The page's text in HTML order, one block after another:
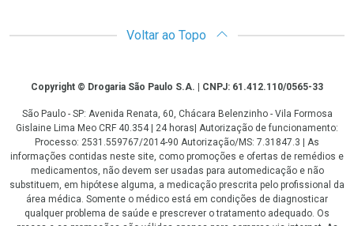
Voltar ao Topo
CopyrightCopyright © Drogaria São Paulo S.A. | CNPJ: 61.412.110/0565-33
São Paulo - SP: Avenida Renata, 60, Chácara Belenzinho - Vila Formosa
Gislaine Lima Meo CRF 40.354 | 24 horas| Autorização de funcionamento:
Processo: 2531.559767/2014-90 Autorização/MS: 7.31847.3 | As
informações contidas neste site, como promoções e ofertas de remédios e
medicamentos, não devem ser usadas para automedicação e não
substituem, em hipótese alguma, a medicação prescrita pelo profissional da
área médica. Somente o médico está em condições de diagnosticar
qualquer problema de saúde e prescrever o tratamento adequado. Os